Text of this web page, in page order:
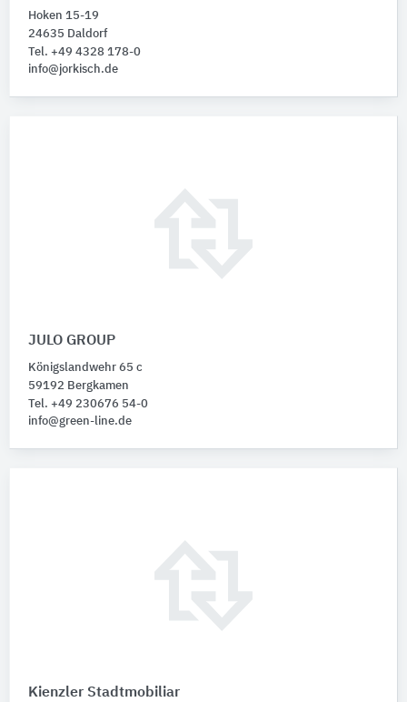
Hoken 15-19
24635 Daldorf
Tel. +49 4328 178-0
info@jorkisch.de
JULO GROUP
Königslandwehr 65 c
59192 Bergkamen
Tel. +49 230676 54-0
info@green-line.de
Kienzler Stadtmobiliar